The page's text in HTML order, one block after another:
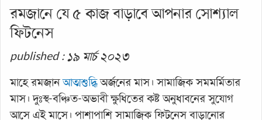
রমজানে যে ৫ কাজ বাড়াবে আপনার সোশ্যাল
ফিটনেস
published : ১৯ মার্চ ২০২৩
মাহে রমজানআত্মশুদ্ধিঅর্জনের মাস। সামাজিক সমমর্মিতার
মাস। দুঃস্থ-বঞ্চিত-অভাবী ক্ষুধিতের কষ্ট অনুধাবনের সুযোগ
আসে এই মাসে। পাশাপাশি সামাজিক ফিটনেস বাড়ানোর